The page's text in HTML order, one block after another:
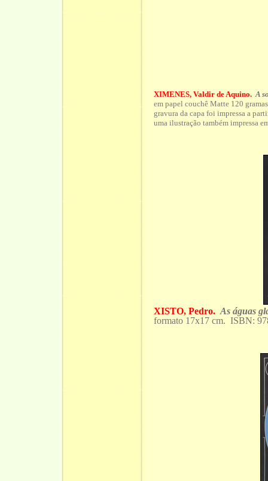
XIMENES, Valdir de Aquino. A
em papel couchê Matte 120
gravura da capa foi impressa a
uma ilustração também impressa
XISTO, Pedro. As águas
formato 17x17 cm. ISBN: